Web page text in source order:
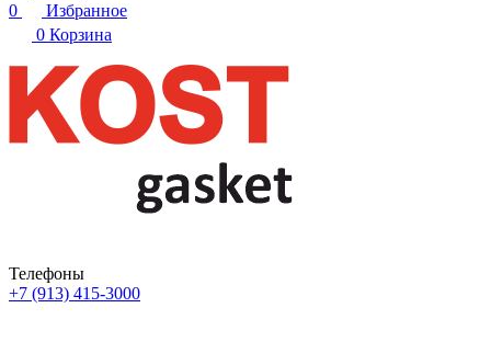
0
Избранное
0 Корзина
Телефоны
+7 (913) 415-3000